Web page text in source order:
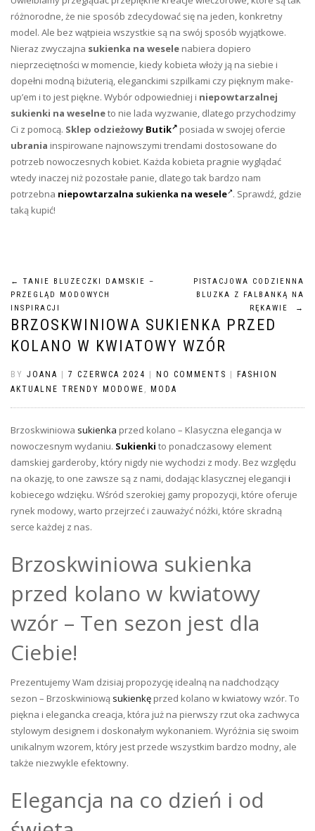
różnorodne, że nie sposób zdecydować się na jeden, konkretny
model. Ale bez wątpieia wszystkie są na swój sposób wyjątkowe.
Nieraz zwyczajna sukienka na wesele nabiera dopiero
nieprzeciętności w momencie, kiedy kobieta włoży ją na siebie i
dopełni modną biżuterią, eleganckimi szpilkami czy pięknym make-
up’em i to jest piękne. Wybór odpowiedniej i niepowtarzalnej
sukienki na weselneto nie lada wyzwanie, dlatego przychodzimy
Ci z pomocą. Sklep odzieżowy Butik
posiada w swojej ofercie
ubrania inspirowane najnowszymi trendami dostosowane do
potrzeb nowoczesnych kobiet. Każda kobieta pragnie wyglądać
wtedy inaczej niż pozostałe panie, dlatego tak bardzo nam
potrzebna niepowtarzalna sukienka na wesele . Sprawdź, gdzie
taką kupić!
Nawigacja
wpisu
←
TANIE BLUZECZKI DAMSKIE –
PRZEGLĄD MODOWYCH
INSPIRACJI
PISTACJOWA CODZIENNA
BLUZKA Z FALBANKĄ NA
RĘKAWIE
→
BRZOSKWINIOWA SUKIENKA PRZED
KOLANO W KWIATOWY WZÓR
BY JOANA 7 CZERWCA 2024 NO COMMENTS
FASHION
AKTUALNE TRENDY MODOWE , MODA
Brzoskwiniowa sukienka przed kolano – Klasyczna elegancja w
nowoczesnym wydaniu. Sukienki to ponadczasowy element
damskiej garderoby, który nigdy nie wychodzi z mody. Bez względu
na okazję, to one zawsze są z nami, dodając klasycznej elegancji i
kobiecego wdzięku. Wśród szerokiej gamy propozycji, które oferuje
rynek modowy, warto przejrzeć i zauważyć nóżki, które skradną
serce każdej z nas.
Brzoskwiniowa sukienka
przed kolano w kwiatowy
wzór – Ten sezon jest dla
Ciebie!
Prezentujemy Wam dzisiaj propozycję idealną na nadchodzący
sezon – Brzoskwiniową sukienkę przed kolano w kwiatowy wzór. To
piękna i elegancka creacja, która już na pierwszy rzut oka zachwyca
stylowym designem i doskonałym wykonaniem. Wyróżnia się swoim
unikalnym wzorem, który jest przede wszystkim bardzo modny, ale
także niezwykle efektowny.
Elegancja na co dzień i od